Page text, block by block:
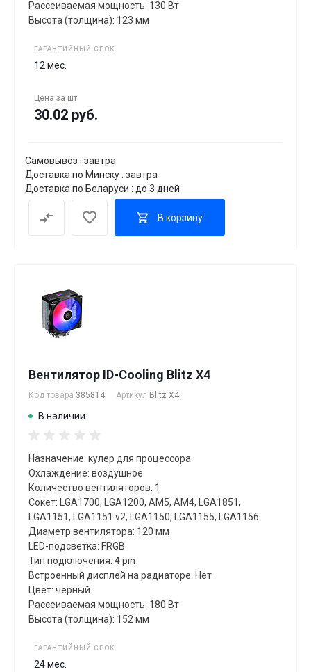
Рассеиваемая мощность: 130 Вт
Высота (толщина): 123 мм
ГАРАНТИЙНЫЙ СРОК
12 мес.
Цена за шт
30.02 руб.
Самовывоз : завтра
Доставка по Минску : завтра
Доставка по Беларуси : до 3 дней
В корзину
Вентилятор ID-Cooling Blitz X4
Код товара 385814 Артикул Blitz X4
В наличии
Назначение: кулер для процессора
Охлаждение: воздушное
Количество вентиляторов: 1
Сокет: LGA1700, LGA1200, AM5, AM4, LGA1851,
LGA1151, LGA1151 v2, LGA1150, LGA1155, LGA1156
Диаметр вентилятора: 120 мм
LED-подсветка: FRGB
Тип подключения: 4 pin
Встроенный дисплей на радиаторе: Нет
Цвет: черный
Рассеиваемая мощность: 180 Вт
Высота (толщина): 152 мм
ГАРАНТИЙНЫЙ СРОК
24 мес.